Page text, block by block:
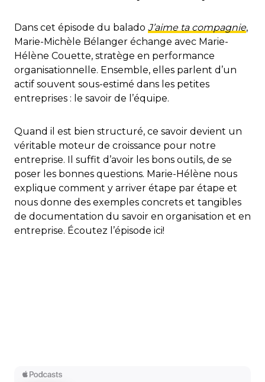
Dans cet épisode du balado J’aime ta compagnie,
Marie-Michèle Bélanger échange avec Marie-
Hélène Couette, stratège en performance
organisationnelle. Ensemble, elles parlent d’un
actif souvent sous-estimé dans les petites
entreprises : le savoir de l’équipe.
Quand il est bien structuré, ce savoir devient un
véritable moteur de croissance pour notre
entreprise. Il suffit d’avoir les bons outils, de se
poser les bonnes questions. Marie-Hélène nous
explique comment y arriver étape par étape et
nous donne des exemples concrets et tangibles
de documentation du savoir en organisation et en
entreprise. Écoutez l’épisode ici!